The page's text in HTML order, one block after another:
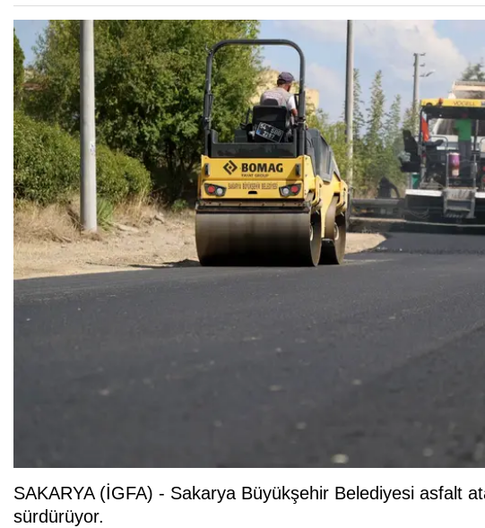
SAKARYA (İGFA) - Sakarya Büyükşehir Belediyesi asfalt
sürdürüyor.